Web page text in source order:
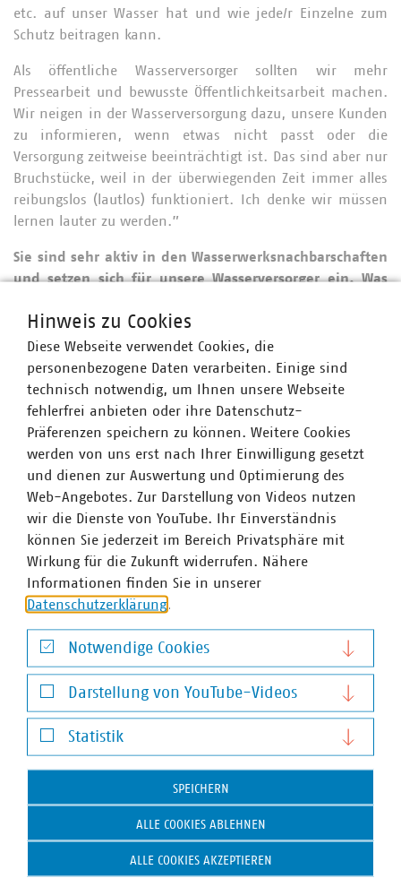
etc. auf unser Wasser hat und wie jede/r Einzelne zum
Schutz beitragen kann.
Als öffentliche Wasserversorger sollten wir mehr
Pressearbeit und bewusste Öffentlichkeitsarbeit machen.
Wir neigen in der Wasserversorgung dazu, unsere Kunden
zu informieren, wenn etwas nicht passt oder die
Versorgung zeitweise beeinträchtigt ist. Das sind aber nur
Bruchstücke, weil in der überwiegenden Zeit immer alles
reibungslos (lautlos) funktioniert. Ich denke wir müssen
lernen lauter zu werden.”
Sie sind sehr aktiv in den Wasserwerksnachbarschaften
und setzen sich für unsere Wasserversorger ein. Was
vielen Aufgaben?
“Ich bin leidenschaftliche Wassermeisterin bei den
Gemeindewerken Wendelstein KU und das bereits seit
meiner Ausbildung. In unserem Unternehmen werden
Qualitätsmanagement, Kundenkontakt etc. abgewickelt.
Kein Tag ist gleich, man verfällt nicht in Routinen. Durch
meine lange und komplexe Erfahrung sehe ich manche
Prozesse im Ganzen und gebe mein Wissen gerne an
Konkurrenten, wir sind Freunde, zum Teil auch Familie
und immer hilfsbereit. Warum sollen andere von meinen
Fehlern nicht lernen? Und das versuche ich mit der
Wasserwerksnachbarschaft weiterzugeben. Auf
Augenhöhe miteinander zu kommunizieren und
miteinander zu wachsen. Die Kraft nehme ich von der
Anerkennung und Wertschätzung meiner Kollegen und
Mitarbeiter.”
Vielen Dank für diese wunderbaren Einblicke!
Hinweis zu Cookies
Diese Webseite verwendet Cookies, die
personenbezogene Daten verarbeiten. Einige sind
technisch notwendig, um Ihnen unsere Webseite
fehlerfrei anbieten oder ihre Datenschutz-
Präferenzen speichern zu können. Weitere Cookies
werden von uns erst nach Ihrer Einwilligung gesetzt
und dienen zur Auswertung und Optimierung des
Web-Angebotes. Zur Darstellung von Videos nutzen
wir die Dienste von YouTube. Ihr Einverständnis
können Sie jederzeit im Bereich Privatsphäre mit
Wirkung für die Zukunft widerrufen. Nähere
Informationen finden Sie in unserer
Datenschutzerklärung.
Notwendige Cookies
Notwendige Cookies
Darstellung von YouTube-Videos
Darstellung von YouTube-Videos
Statistik
Statistik
SPEICHERN
ALLE COOKIES ABLEHNEN
ALLE COOKIES AKZEPTIEREN